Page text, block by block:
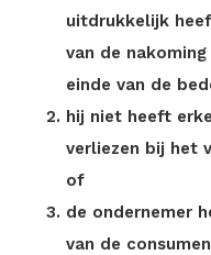
uitdrukkelijk
van de
einde van de
hij niet heeft
verliezen bij het
of
de ondernemer
van de